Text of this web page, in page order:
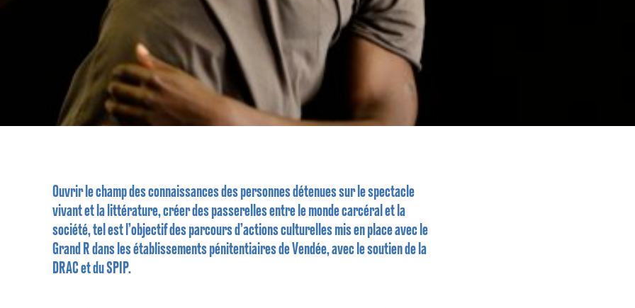
Ouvrir le champ des connaissances des personnes détenues sur le spectacle
vivant et la littérature, créer des passerelles entre le monde carcéral et la
société, tel est l’objectif des parcours d’actions culturelles mis en place avec le
Grand R dans les établissements pénitentiaires de Vendée, avec le soutien de la
DRAC et du SPIP.